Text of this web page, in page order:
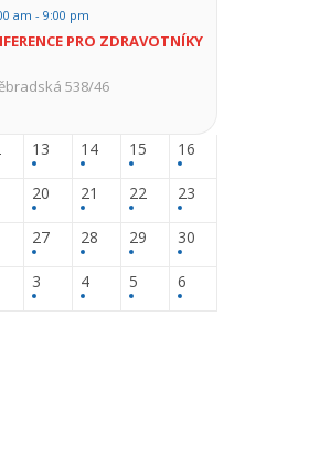
am - 9:00 pm
PRO ZDRAVOTNÍKY
538/46
13 14 15 16
20 21 22 23
27 28 29 30
3 4 5 6